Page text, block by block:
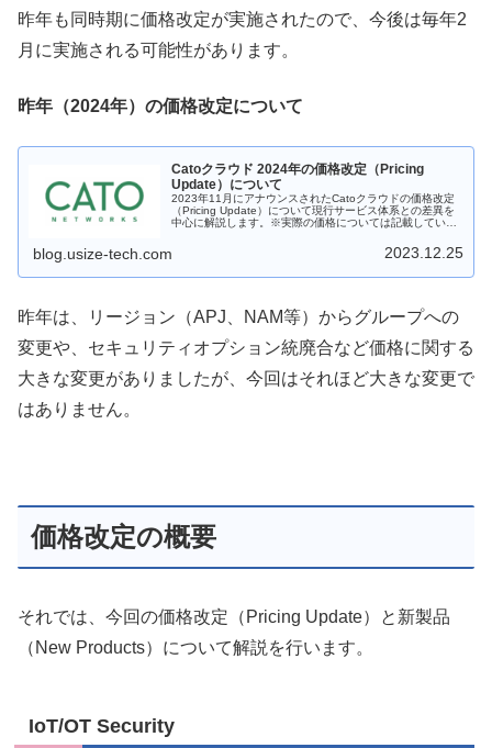
昨年も同時期に価格改定が実施されたので、今後は毎年2
月に実施される可能性があります。
昨年（2024年）の価格改定について
Catoクラウド 2024年の価格改定（Pricing
Update）について
2023年11月にアナウンスされたCatoクラウドの価格改定
（Pricing Update）について現行サービス体系との差異を
中心に解説します。※実際の価格については記載していま
blog.usize-tech.com 2023.12.25
昨年は、リージョン（APJ、NAM等）からグループへの
変更や、セキュリティオプション統廃合など価格に関する
大きな変更がありましたが、今回はそれほど大きな変更で
はありません。
価格改定の概要
それでは、今回の価格改定（Pricing Update）と新製品
（New Products）について解説を行います。
IoT/OT Security